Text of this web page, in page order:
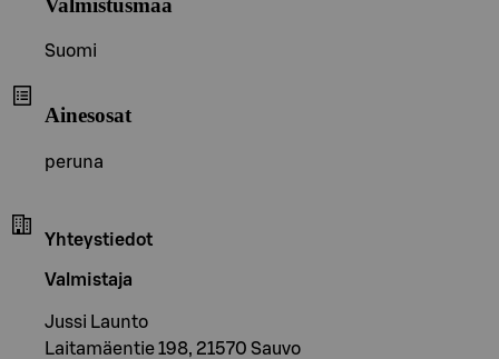
Suomi
Ainesosat
peruna
Yhteystiedot
Valmistaja
Jussi Launto
Laitamäentie 198, 21570 Sauvo